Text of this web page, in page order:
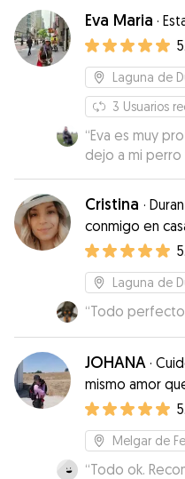
Eva Maria ·
Laguna de
3 Usuarios
“Eva es muy
dejo a mi perro
Cristina ·
conmigo en
amigo/a❤️
Laguna de
“Todo
JOHANA ·
mismo amor
Melgar de
“Todo ok.